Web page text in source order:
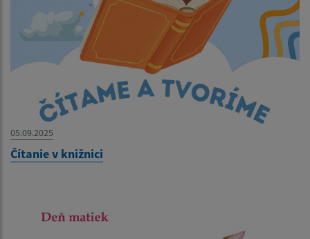
05.09.2025
Čítanie v knižnici